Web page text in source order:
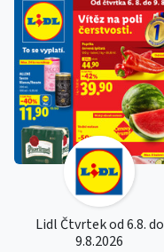
Lidl Čtvrtek od 6.8. do
9.8.2026